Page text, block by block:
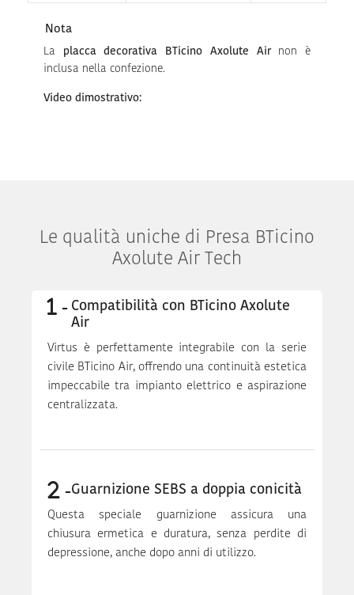
Nota
La placca decorativa BTicino Axolute Airnon è
inclusa nella confezione.
Video dimostrativo:
Le qualità uniche di Presa BTicino
Axolute Air Tech
Compatibilità con BTicino Axolute
Air
Virtus è perfettamente integrabile con la serie
civile BTicino Air, offrendo una continuità estetica
impeccabile tra impianto elettrico e aspirazione
centralizzata.
Guarnizione SEBS a doppia conicità
Questa speciale guarnizione assicura una
chiusura ermetica e duratura, senza perdite di
depressione, anche dopo anni di utilizzo.